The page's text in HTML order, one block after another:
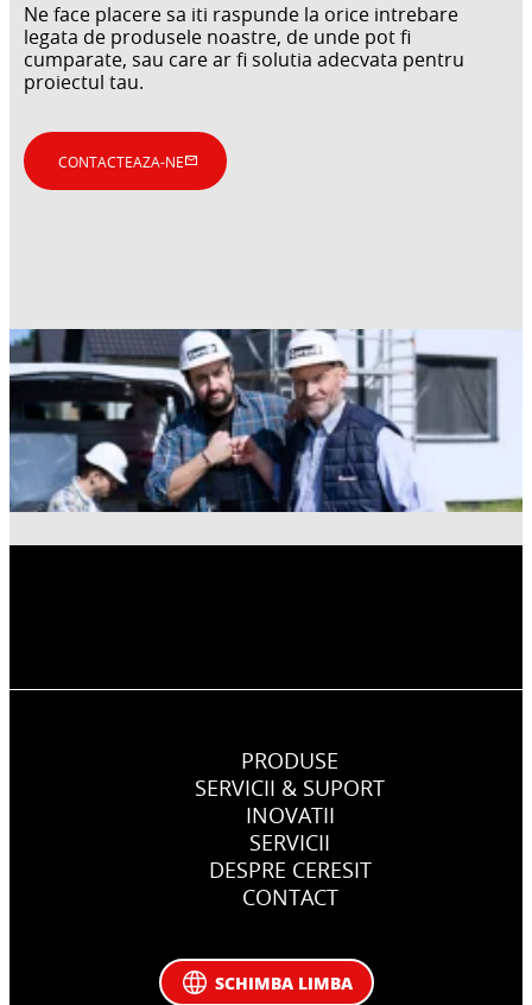
Ne face placere sa iti raspunde la orice intrebare
legata de produsele noastre, de unde pot fi
cumparate, sau care ar fi solutia adecvata pentru
proiectul tau.
CONTACTEAZA-NE
PRODUSE
SERVICII & SUPORT
INOVATII
SERVICII
DESPRE CERESIT
CONTACT
SCHIMBA LIMBA